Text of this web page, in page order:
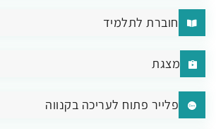
חוברת לתלמיד
מצגת
פלייר פתוח לעריכה בקנווה